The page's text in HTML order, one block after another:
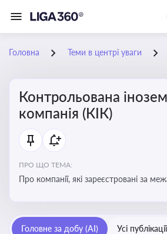
Головна Теми в центрі уваги
Контрольована
компанія (КІК)
ПРО ЩО ТЕМА:
Про компанії, які зареєстровані за
органами України щодо своїх доходів і
Головне за добу (AI) Усі публікації